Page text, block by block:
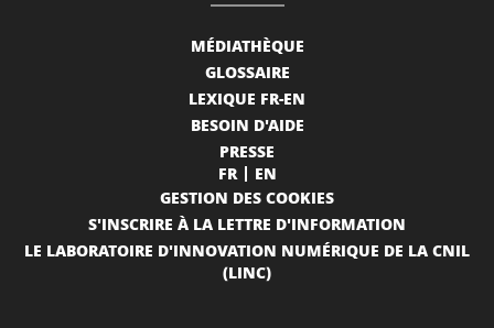
MÉDIATHÈQUE
GLOSSAIRE
LEXIQUE FR-EN
BESOIN D'AIDE
PRESSE
FR
EN
GESTION DES COOKIES
S'INSCRIRE À LA LETTRE D'INFORMATION
LE LABORATOIRE D'INNOVATION NUMÉRIQUE DE LA CNIL
(LINC)